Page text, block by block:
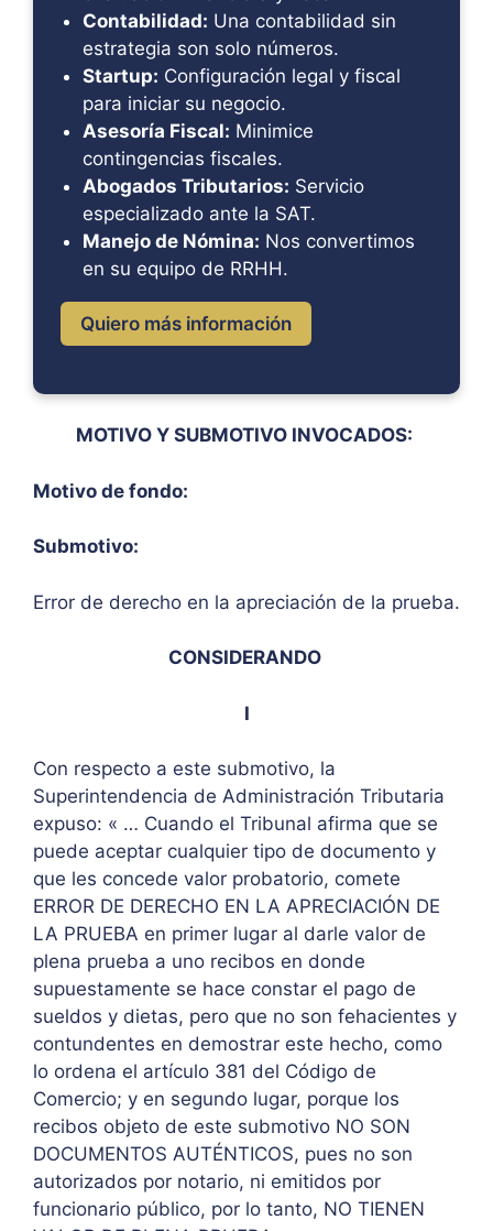
Contabilidad: Una contabilidad sin
estrategia son solo números.
Startup: Configuración legal y fiscal
para iniciar su negocio.
Asesoría Fiscal: Minimice
contingencias fiscales.
Abogados Tributarios: Servicio
especializado ante la SAT.
Manejo de Nómina: Nos convertimos
en su equipo de RRHH.
Quiero más información
MOTIVO Y SUBMOTIVO INVOCADOS:
Motivo de fondo:
Submotivo:
Error de derecho en la apreciación de la prueba.
CONSIDERANDO
I
Con respecto a este submotivo, la
Superintendencia de Administración Tributaria
expuso: « … Cuando el Tribunal afirma que se
puede aceptar cualquier tipo de documento y
que les concede valor probatorio, comete
ERROR DE DERECHO EN LA APRECIACIÓN DE
LA PRUEBA en primer lugar al darle valor de
plena prueba a uno recibos en donde
supuestamente se hace constar el pago de
sueldos y dietas, pero que no son fehacientes y
contundentes en demostrar este hecho, como
lo ordena el artículo 381 del Código de
Comercio; y en segundo lugar, porque los
recibos objeto de este submotivo NO SON
DOCUMENTOS AUTÉNTICOS, pues no son
autorizados por notario, ni emitidos por
funcionario público, por lo tanto, NO TIENEN